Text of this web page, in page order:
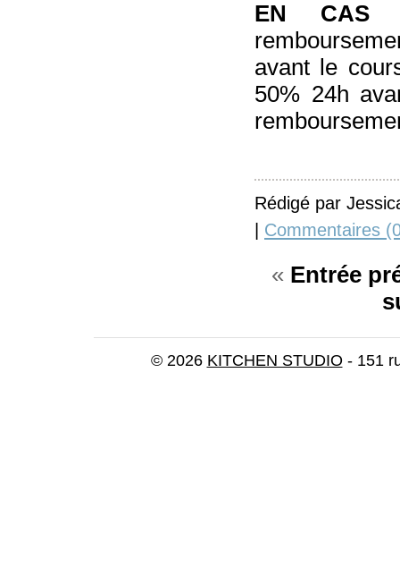
EN CAS
avant le
50% 24h
Rédigé par
| Commentaires
« Entrée
© 2026 KITCHEN STUDIO - 151